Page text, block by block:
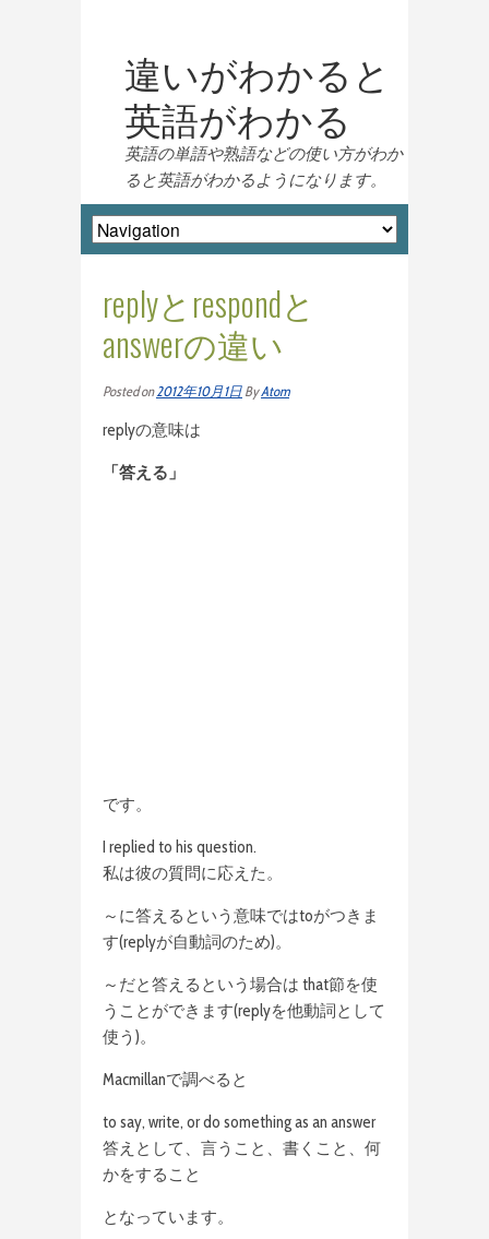
違いがわかると
英語がわかる
英語の単語や熟語などの使い方がわか
ると英語がわかるようになります。
replyとrespondと
answerの違い
Posted on2012年10月1日 ByAtom
replyの意味は
「答える」
です。
I replied to his question.
私は彼の質問に応えた。
～に答えるという意味ではtoがつきま
す(replyが自動詞のため)。
～だと答えるという場合は that節を使
うことができます(replyを他動詞として
使う)。
Macmillanで調べると
to say, write, or do something as an answer
答えとして、言うこと、書くこと、何
かをすること
となっています。